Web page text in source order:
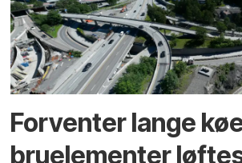
Forventer lange
bru­elementer